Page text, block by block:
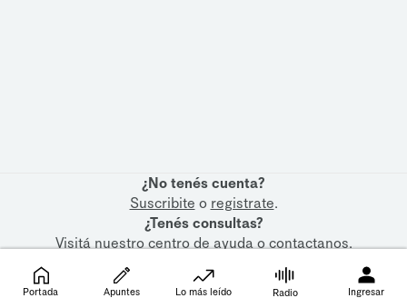
¿No tenés cuenta?
Suscribite o registrate.
¿Tenés consultas?
Visitá nuestrocentro de ayudaocontactanos.
Portada Apuntes Lo más leído Radio Ingresar